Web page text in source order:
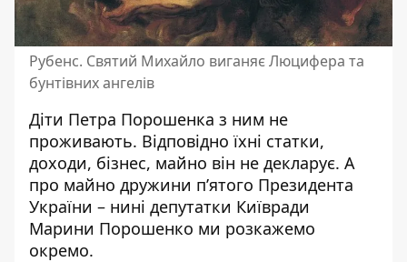
Рубенс. Святий Михайло виганяє Люцифера та
бунтівних ангелів
Діти Петра Порошенка з ним не
проживають. Відповідно їхні статки,
доходи, бізнес, майно він не декларує. А
про майно дружини п’ятого Президента
України – нині депутатки Київради
Марини Порошенко ми розкажемо
окремо.